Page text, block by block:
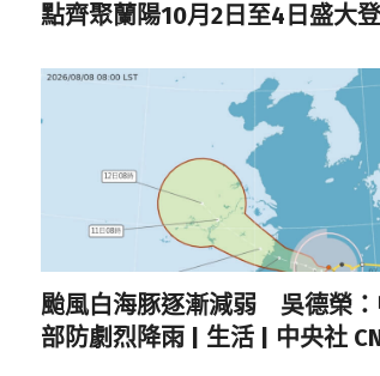
點齊聚蘭陽10月2日至4日盛大
颱風白海豚逐漸減弱 吳德榮：
部防劇烈降雨 | 生活 | 中央社